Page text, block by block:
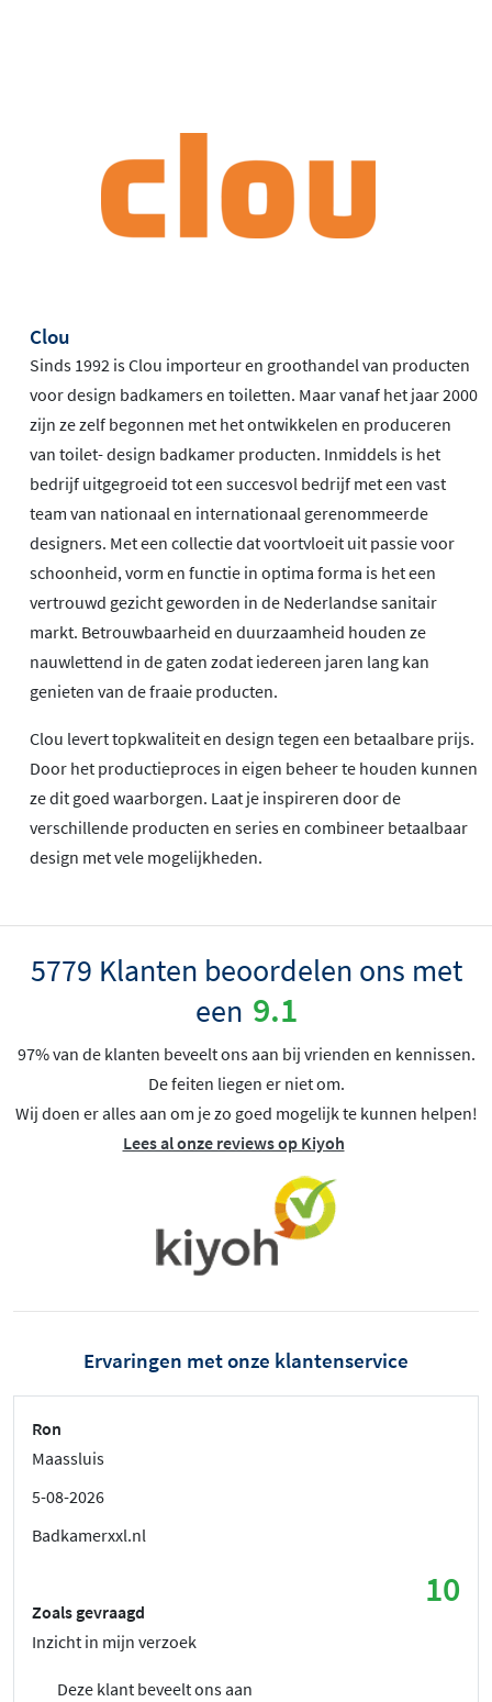
Clou
Sinds 1992 is Clou importeur en groothandel van producten
voor design badkamers en toiletten. Maar vanaf het jaar 2000
zijn ze zelf begonnen met het ontwikkelen en produceren
van toilet- design badkamer producten. Inmiddels is het
bedrijf uitgegroeid tot een succesvol bedrijf met een vast
team van nationaal en internationaal gerenommeerde
designers. Met een collectie dat voortvloeit uit passie voor
schoonheid, vorm en functie in optima forma is het een
vertrouwd gezicht geworden in de Nederlandse sanitair
markt. Betrouwbaarheid en duurzaamheid houden ze
nauwlettend in de gaten zodat iedereen jaren lang kan
genieten van de fraaie producten.
Clou levert topkwaliteit en design tegen een betaalbare prijs.
Door het productieproces in eigen beheer te houden kunnen
ze dit goed waarborgen. Laat je inspireren door de
verschillende producten en series en combineer betaalbaar
design met vele mogelijkheden.
5779 Klanten beoordelen ons met
een 9.1
97% van de klanten beveelt ons aan bij vrienden en kennissen.
De feiten liegen er niet om.
Wij doen er alles aan om je zo goed mogelijk te kunnen helpen!
Lees al onze reviews op Kiyoh
Ervaringen met onze klantenservice
Ron
Maassluis
5-08-2026
Badkamerxxl.nl
10
Zoals gevraagd
Inzicht in mijn verzoek
Deze klant beveelt ons aan